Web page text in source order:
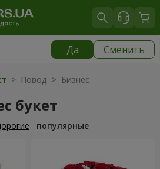
Да Сменить
> Повод > Бизнес
букет
популярные